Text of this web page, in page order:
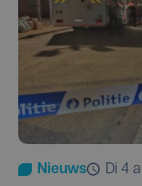
Nieuws
di 4